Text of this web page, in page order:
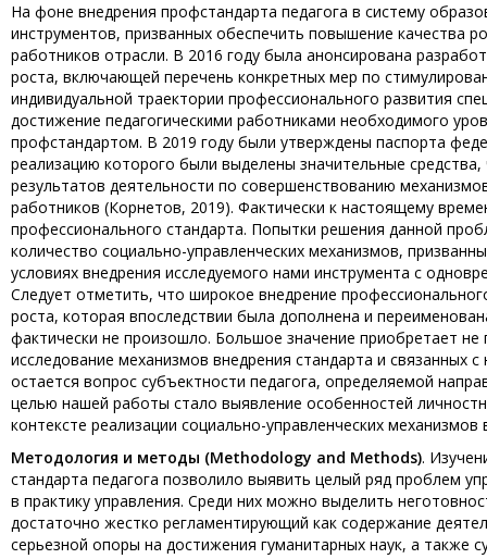
На фоне внедрения профстандарта педагога в систему
инструментов, призванных обеспечить повышение качества
работников отрасли. В 2016 году была анонсирована
роста, включающей перечень конкретных мер по
индивидуальной траектории профессионального развития
достижение педагогическими работниками необходимого
профстандартом. В 2019 году были утверждены паспорта
реализацию которого были выделены значительные
результатов деятельности по совершенствованию
работников (Корнетов, 2019). Фактически к настоящему
профессионального стандарта. Попытки решения данной
количество социально-управленческих механизмов,
условиях внедрения исследуемого нами инструмента с
Следует отметить, что широкое внедрение
роста, которая впоследствии была дополнена и
фактически не произошло. Большое значение приобретает
исследование механизмов внедрения стандарта и связанных
остается вопрос субъектности педагога, определяемой
целью нашей работы стало выявление особенностей
контексте реализации социально-управленческих
Методология и методы (Methodology and Methods).
стандарта педагога позволило выявить целый ряд проблем
в практику управления. Среди них можно выделить
достаточно жестко регламентирующий как содержание
серьезной опоры на достижения гуманитарных наук, а также